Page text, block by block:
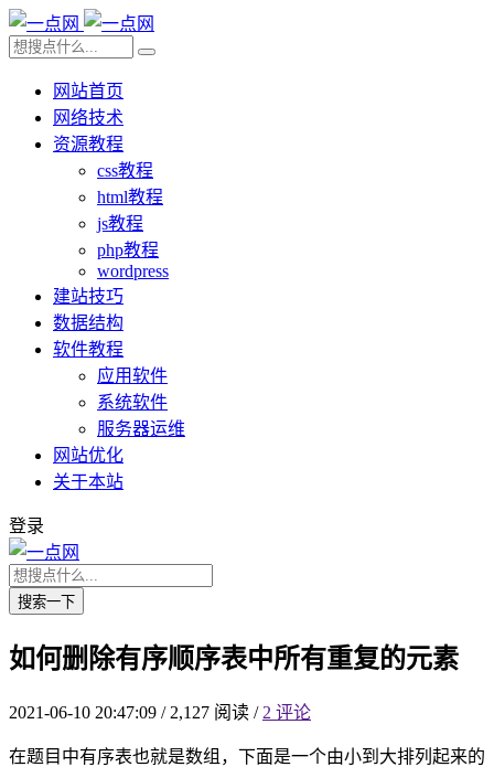
网站首页
网络技术
资源教程
css教程
html教程
js教程
php教程
wordpress
建站技巧
数据结构
软件教程
应用软件
系统软件
服务器运维
网站优化
关于本站
登录
搜索一下
如何删除有序顺序表中所有重复的元素
2021-06-10 20:47:09 /2,127 阅读 / 2 评论
在题目中有序表也就是数组，下面是一个由小到大排列起来的